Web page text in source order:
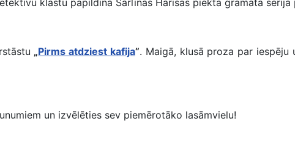
klāstu papildina Šarlīnas Harisas piektā grāmata
„Pirms atdziest kafija”. Maigā, klusā proza par
un izvēlēties sev piemērotāko lasāmvielu!